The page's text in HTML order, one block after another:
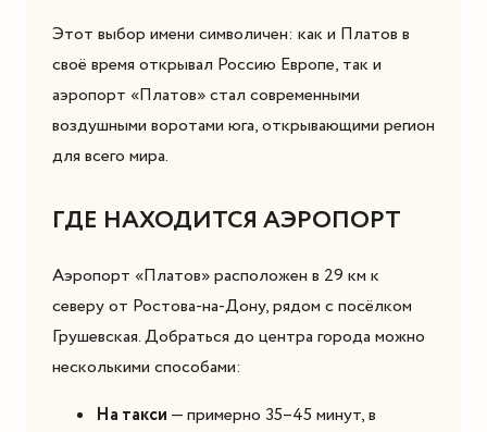
Этот выбор имени символичен: как и Платов в
своё время открывал Россию Европе, так и
аэропорт «Платов» стал современными
воздушными воротами юга, открывающими регион
для всего мира.
ГДЕ НАХОДИТСЯ АЭРОПОРТ
Аэропорт «Платов» расположен в 29 км к
северу от Ростова-на-Дону, рядом с посёлком
Грушевская. Добраться до центра города можно
несколькими способами:
На такси — примерно 35–45 минут, в